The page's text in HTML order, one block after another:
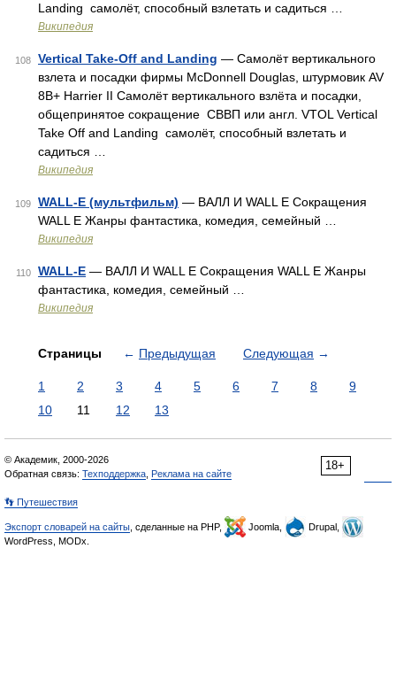
Landing самолёт, способный взлетать и садиться …
Википедия
108 Vertical Take-Off and Landing — Самолёт вертикального
взлета и посадки фирмы McDonnell Douglas, штурмовик AV
8B+ Harrier II Самолёт вертикального взлёта и посадки,
общепринятое сокращение СВВП или англ. VTOL Vertical
Take Off and Landing самолёт, способный взлетать и
садиться …
Википедия
109 WALL-E (мультфильм) — ВАЛЛ И WALL E Сокращения
WALL E Жанры фантастика, комедия, семейный …
Википедия
110 WALL-E — ВАЛЛ И WALL E Сокращения WALL E Жанры
фантастика, комедия, семейный …
Википедия
Страницы ← Предыдущая Следующая →
1 2 3 4 5 6 7 8
9
10
11 12 13
18+
© Академик, 2000-2026
Обратная связь: Техподдержка Реклама на сайте
👣 Путешествия
Экспорт словарей на сайты , сделанные на PHP, Joomla,
Drupal,
WordPress, MODx.